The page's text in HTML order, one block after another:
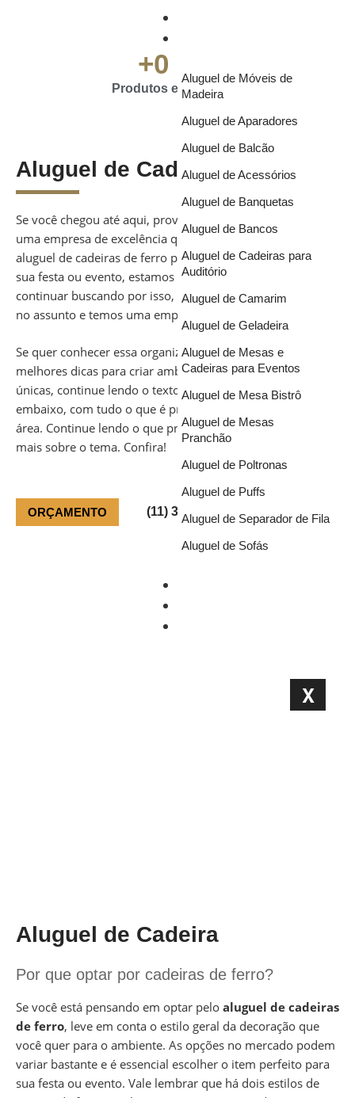
Aluguel de Móveis de
Madeira
Aluguel de Aparadores
Aluguel de Balcão
Aluguel de Acessórios
Aluguel de Banquetas
Aluguel de Bancos
Aluguel de Cadeiras para
Auditório
Aluguel de Camarim
Aluguel de Geladeira
Aluguel de Mesas e
Cadeiras para Eventos
Aluguel de Mesa Bistrô
Aluguel de Mesas
Pranchão
Aluguel de Poltronas
Aluguel de Puffs
Aluguel de Separador de Fila
Aluguel de Sofás
X
Produtos em Estoque
+0
Aluguel de Cadeiras
Se você chegou até aqui, provavelmente está em busca de
uma empresa de excelência que faça o fornecimento e
aluguel de cadeiras de ferro para compor os ambientes de
sua festa ou evento, estamos certos? Não é preciso mais
continuar buscando por isso, pois aqui somos especialistas
no assunto e temos uma empresa para te indicar.
Se quer conhecer essa organização e ainda ter acesso às
melhores dicas para criar ambientes com atmosferas
únicas, continue lendo o texto que preparamos aqui
embaixo, com tudo o que é preciso para ter sucesso nessa
área. Continue lendo o que preparamos abaixo e aprenda
mais sobre o tema. Confira!
ORÇAMENTO (11) 3981-3151
Aluguel de Cadeira
Por que optar por cadeiras de ferro?
Se você está pensando em optar pelo aluguel de cadeiras
de ferro, leve em conta o estilo geral da decoração que
você quer para o ambiente. As opções no mercado podem
variar bastante e é essencial escolher o item perfeito para
sua festa ou evento. Vale lembrar que há dois estilos de